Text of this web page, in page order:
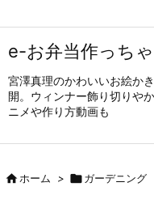
e-お弁当作っち
宮澤真理のかわいいお絵か
開。ウィンナー飾り切りや
ニメや作り方動画も
ホーム > ガーデニング